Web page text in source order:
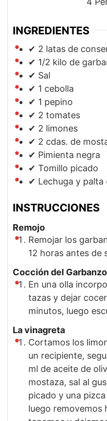
INGREDIENTES
✔ 2 latas de
✔ 1/2 kilo de
✔ Sal
✔ 1 cebolla
✔ 1 pepino
✔ 2 tomates
✔ 2 limones
✔ 2 cdas. de
✔ Pimienta negra
✔ Tomillo picado
✔ Lechuga y palta
INSTRUCCIONES
Remojo
Remojar los
12 horas antes de
Cocción del Garbanzo
En una olla
tazas y dejar
minutos, luego
La vinagreta
Cortamos los
un recipiente,
ml de aceite de
mostaza, sal al
picado y una
luego removemos